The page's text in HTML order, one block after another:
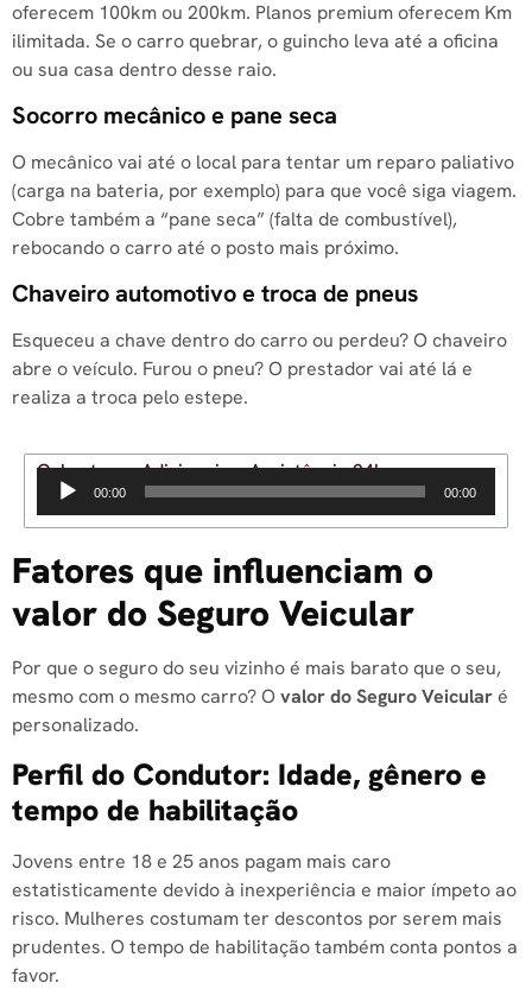
oferecem 100km ou 200km. Planos premium oferecem Km
ilimitada. Se o carro quebrar, o guincho leva até a oficina
ou sua casa dentro desse raio.
Socorro mecânico e pane seca
O mecânico vai até o local para tentar um reparo paliativo
(carga na bateria, por exemplo) para que você siga viagem.
Cobre também a “pane seca” (falta de combustível),
rebocando o carro até o posto mais próximo.
Chaveiro automotivo e troca de pneus
Esqueceu a chave dentro do carro ou perdeu? O chaveiro
abre o veículo. Furou o pneu? O prestador vai até lá e
realiza a troca pelo estepe.
Coberturas Adicionais e Assistência 24h
Tocador
de
00:00 00:00
Fatores que influenciam o
valor do Seguro Veicular
Por que o seguro do seu vizinho é mais barato que o seu,
mesmo com o mesmo carro? O valor do Seguro Veicularé
personalizado.
Perfil do Condutor: Idade, gênero e
tempo de habilitação
Jovens entre 18 e 25 anos pagam mais caro
estatisticamente devido à inexperiência e maior ímpeto ao
risco. Mulheres costumam ter descontos por serem mais
prudentes. O tempo de habilitação também conta pontos a
favor.